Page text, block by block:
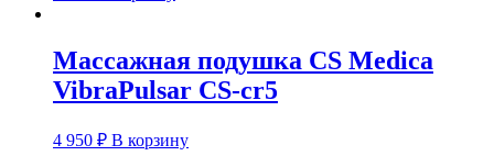
Массажная подушка CS Medica
VibraPulsar CS-cr5
4 950 ₽ В корзину